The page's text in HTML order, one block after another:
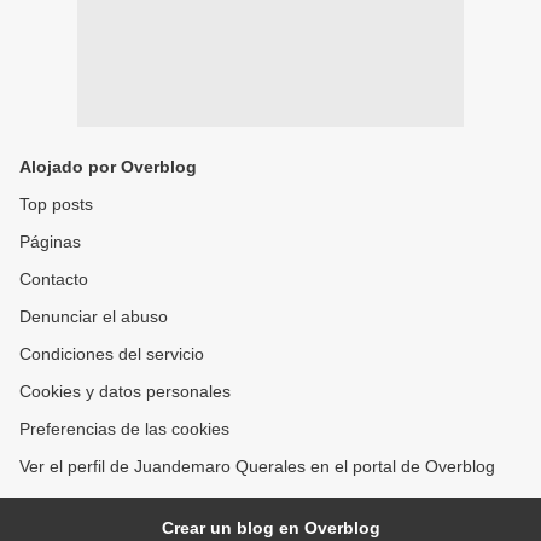
Alojado por Overblog
Top posts
Páginas
Contacto
Denunciar el abuso
Condiciones del servicio
Cookies y datos personales
Preferencias de las cookies
Ver el perfil de Juandemaro Querales en el portal de Overblog
Crear un blog en Overblog